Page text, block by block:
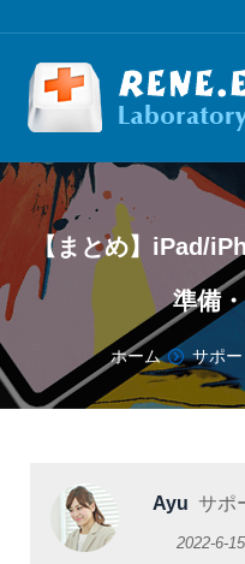
【まとめ】iPad/
準備
You are here:ホーム サポー
Ayu サポ
2022-6-15